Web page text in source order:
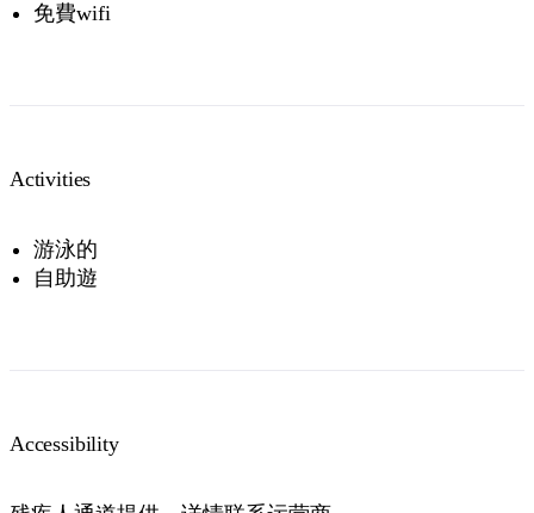
免費wifi
Activities
游泳的
自助遊
Accessibility